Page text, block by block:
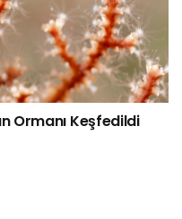
Ormanı Keşfedildi